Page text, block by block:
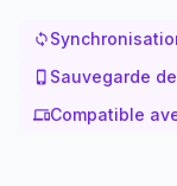
sync
phone_iphone Sauvegarde
devicesCompatible